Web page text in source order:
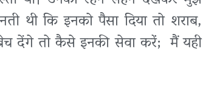
थी कि इनको पैसा दिया तो शराब,
देंगे तो कैसे इनकी सेवा करें; मैं यही